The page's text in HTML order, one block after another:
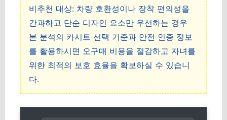
비추천 대상: 차량 호환성이나 장착 편의성을
간과하고 단순 디자인 요소만 우선하는 경우
본 분석의 카시트 선택 기준과 안전 인증 정보
를 활용하시면 오구매 비용을 절감하고 자녀를
위한 최적의 보호 효율을 확보하실 수 있습니
다.